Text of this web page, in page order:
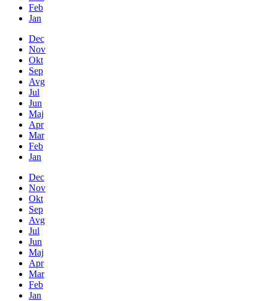
Feb
Jan
Dec
Nov
Okt
Sep
Avg
Jul
Jun
Maj
Apr
Mar
Feb
Jan
Dec
Nov
Okt
Sep
Avg
Jul
Jun
Maj
Apr
Mar
Feb
Jan